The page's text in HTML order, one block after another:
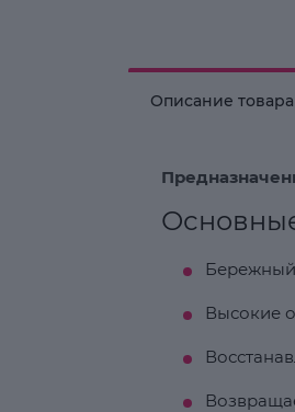
Описание товара
Бережный
Высокие